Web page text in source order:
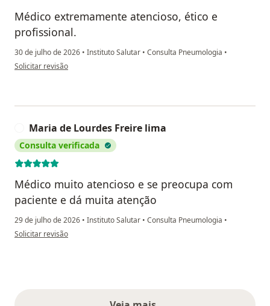
Médico extremamente atencioso, ético e
profissional.
30 de julho de 2026 • Instituto Salutar • Consulta Pneumologia •
na opinião do utilizador Tânia
Solicitar revisão
Maria de Lourdes Freire lima
Consulta verificada
Médico muito atencioso e se preocupa com
paciente e dá muita atenção
29 de julho de 2026 • Instituto Salutar • Consulta Pneumologia •
na opinião do utilizador Maria de Lourdes Freire lima
Solicitar revisão